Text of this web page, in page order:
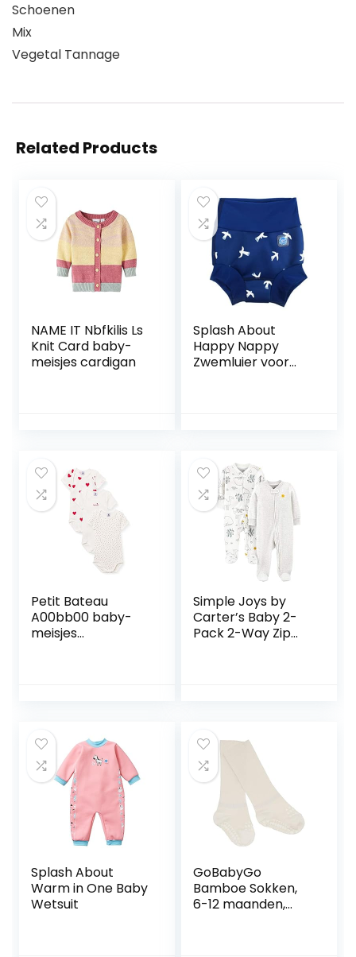
Schoenen
Mix
Vegetal Tannage
Related Products
NAME IT Nbfkilis Ls
Knit Card baby-
meisjes cardigan
Splash About
Happy Nappy
Zwemluier voor
Petit Bateau
A00bb00 baby-
meisjes
Simple Joys by
Carter’s Baby 2-
Pack 2-Way Zip
Splash About
Warm in One Baby
Wetsuit
GoBabyGo
Bamboe Sokken,
6-12 maanden,